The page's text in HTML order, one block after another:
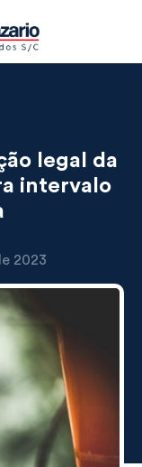
legal da
intervalo
2023